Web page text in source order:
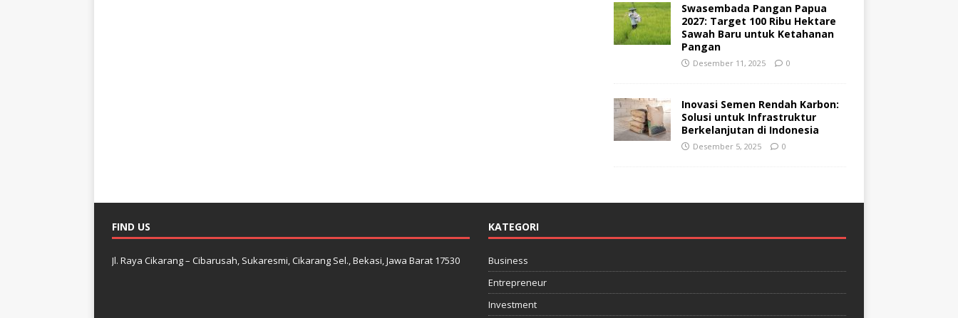
Swasembada Pangan Papua
2027: Target 100 Ribu Hektare
Sawah Baru untuk Ketahanan
Pangan
Desember 11, 2025 0
Inovasi Semen Rendah Karbon:
Solusi untuk Infrastruktur
Berkelanjutan di Indonesia
Desember 5, 2025 0
FIND US
Jl. Raya Cikarang – Cibarusah, Sukaresmi, Cikarang Sel., Bekasi, Jawa Barat 17530
KATEGORI
Business
Entrepreneur
Investment